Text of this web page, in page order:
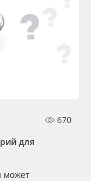
670
для
может